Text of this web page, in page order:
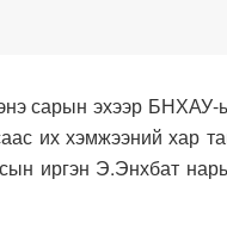
сарын эхээр БНХАУ-
их хэмжээний хар
иргэн Э.Энхбат